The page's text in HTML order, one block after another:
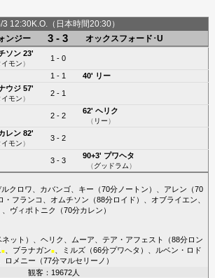
3 12:30K.O.（日本時間20:30）
ンジー
3 - 3 オックスフォード･U
ソン23'
イモン）
1 - 0
1 - 1 40' リー
ウジ57'
イモン）
2 - 1
2 - 2
62' ヘリク
（ リー）
レン82'
イモン）
3 - 2
3 - 3
90+3' プワヘタ
（グッドラム）
ルクロワ カバンゴ、 キー （70分ノートン ）、 アレン （70
・フランコ オムチソン （88分ロイド ）、 オブライエン
ヴィポトニク （70分カレン ）
ネット ）、 ヘリク ムーア テア・アフェスト （88分ロン
■、 ブラナガン■、 ミルズ（66分プワヘタ ）、 ルベン・ロド
ロメニー （77分マルセリーノ ）
観客：19672人